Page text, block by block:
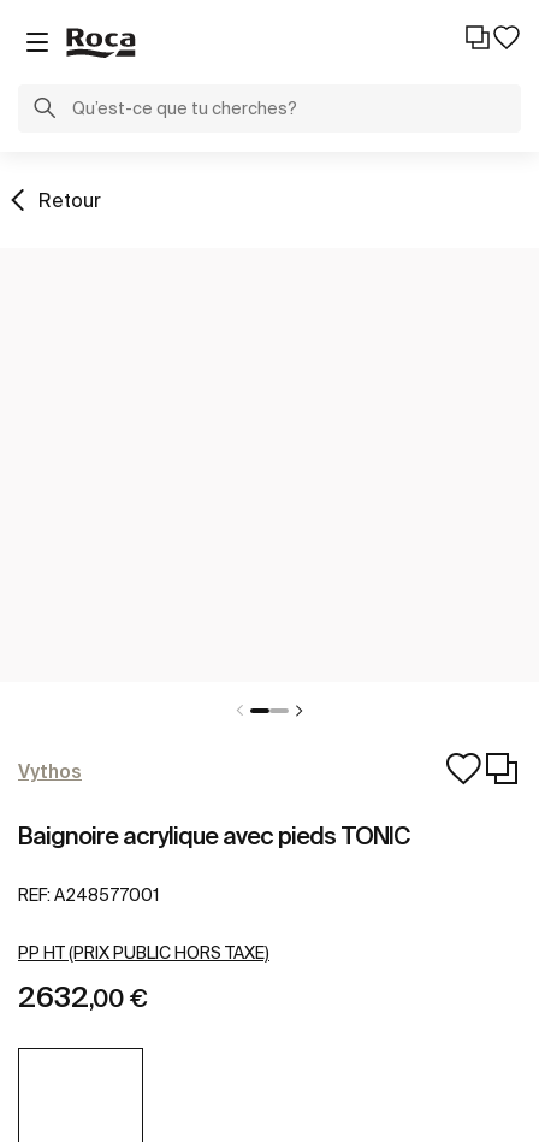
Retour
Vythos
Baignoire acrylique avec pieds TONIC
REF: A248577001
PP HT (PRIX PUBLIC HORS TAXE)
2632,00 €